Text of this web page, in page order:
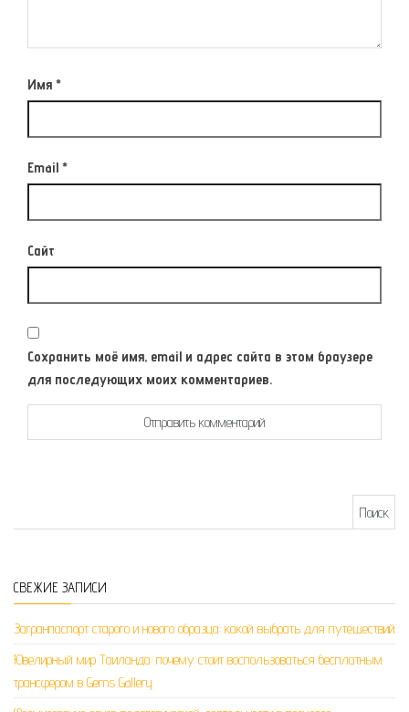
Имя *
Email *
Сайт
Сохранить моё имя, email и адрес сайта в этом браузере
для последующих моих комментариев.
СВЕЖИЕ ЗАПИСИ
Загранпаспорт старого и нового образца: какой выбрать для путешествий
Ювелирный мир Таиланда: почему стоит воспользоваться бесплатным
трансфером в Gems Gallery